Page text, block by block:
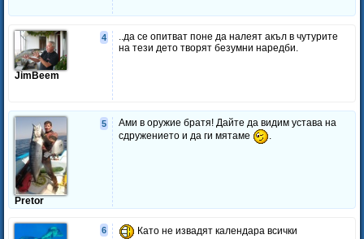
JimBeem
4
..да се опитват поне да налеят акъл в чутурите
на тези дето творят безумни наредби.
Pretor
5
Ами в оружие братя! Дайте да видим устава на
сдружението и да ги мятаме
.
6
Като не извадят календара всички